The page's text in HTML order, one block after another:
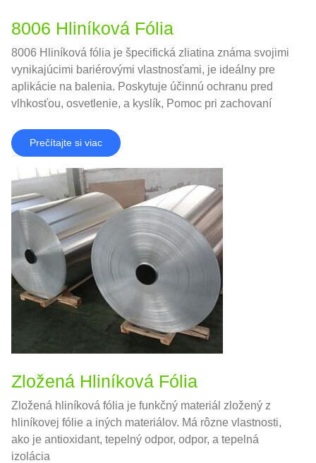
8006 Hliníková Fólia
8006 Hliníková fólia je špecifická zliatina známa svojimi
vynikajúcimi bariérovými vlastnosťami, je ideálny pre
aplikácie na balenia. Poskytuje účinnú ochranu pred
vlhkosťou, osvetlenie, a kyslík, Pomoc pri zachovaní
Prečítajte si viac
Zložená Hliníková Fólia
Zložená hliníková fólia je funkčný materiál zložený z
hliníkovej fólie a iných materiálov. Má rôzne vlastnosti,
ako je antioxidant, tepelný odpor, odpor, a tepelná
izolácia